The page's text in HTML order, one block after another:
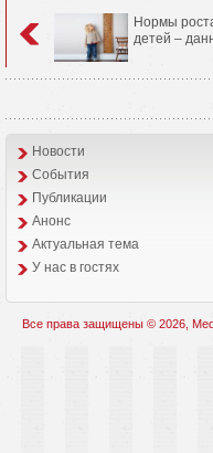
Нормы
детей –
Новости
События
Публикации
Анонс
Aктуальная тема
У нас в гостях
Все права защищены © 2026,